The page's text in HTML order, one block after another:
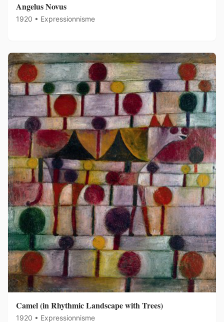
Angelus Novus
1920 • Expressionnisme
Camel (in Rhythmic Landscape with Trees)
1920 • Expressionnisme